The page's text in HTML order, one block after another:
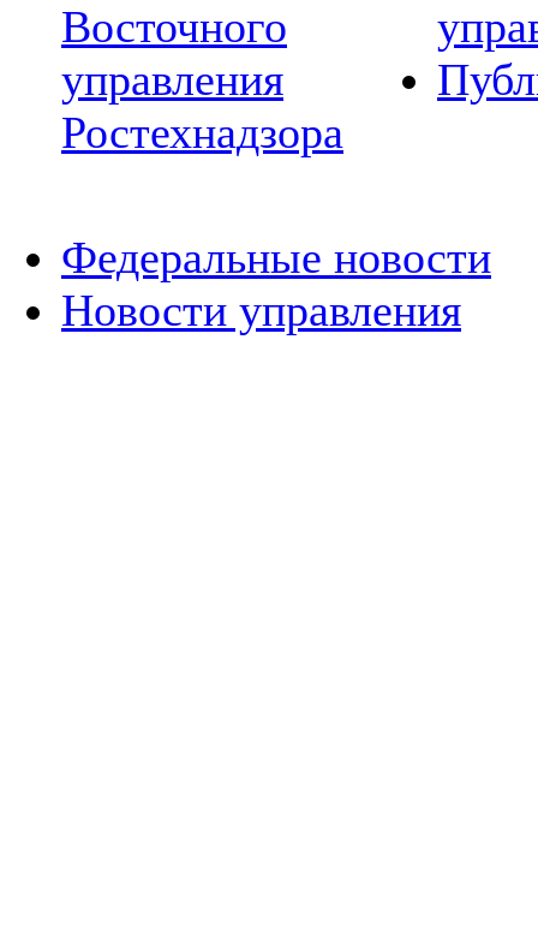
Восточного
управления
Ростехнадзора
Федеральные новости
Новости управления